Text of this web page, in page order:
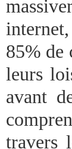
85% de
leurs
avant
travers